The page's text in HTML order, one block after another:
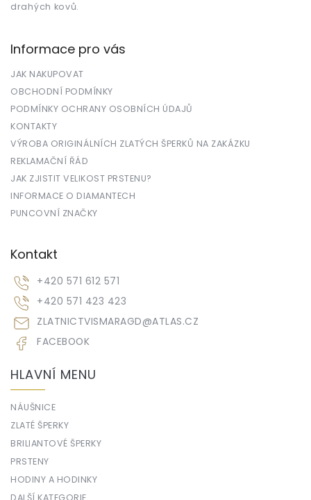
drahých kovů.
Informace pro vás
JAK NAKUPOVAT
OBCHODNÍ PODMÍNKY
PODMÍNKY OCHRANY OSOBNÍCH ÚDAJŮ
KONTAKTY
VÝROBA ORIGINÁLNÍCH ZLATÝCH ŠPERKŮ NA ZAKÁZKU
REKLAMAČNÍ ŘÁD
JAK ZJISTIT VELIKOST PRSTENU?
INFORMACE O DIAMANTECH
PUNCOVNÍ ZNAČKY
Kontakt
ZLATNICTVISMARAGD@ATLAS.CZ
+420 571 612 571
+420 571 423 423
FACEBOOK
HLAVNÍ MENU
NÁUŠNICE
ZLATÉ ŠPERKY
BRILIANTOVÉ ŠPERKY
PRSTENY
HODINY A HODINKY
DALŠÍ KATEGORIE